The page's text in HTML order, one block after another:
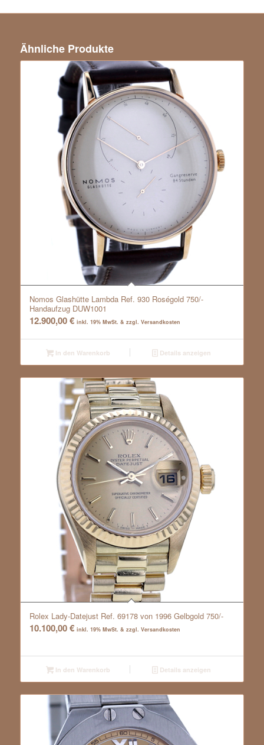
Ähnliche Produkte
Nomos Glashütte Lambda Ref. 930 Roségold 750/-
Handaufzug DUW1001
12.900,00€ inkl. 19% MwSt. & zzgl. Versandkosten
In den Warenkorb Details anzeigen
Rolex Lady-Datejust Ref. 69178 von 1996 Gelbgold 750/-
10.100,00€ inkl. 19% MwSt. & zzgl. Versandkosten
In den Warenkorb Details anzeigen